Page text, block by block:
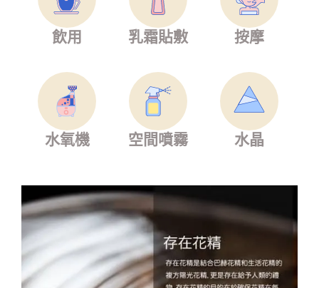
飲用 乳霜貼敷 按摩
水氧機 空間噴霧 水晶